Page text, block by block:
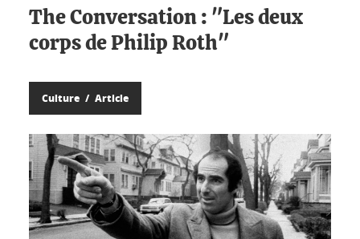
The Conversation : "Les deux
corps de Philip Roth"
Culture Article